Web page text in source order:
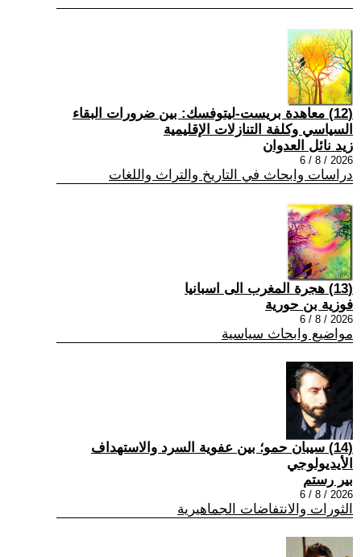
(12) معاهدة بريست-ليتوفسك: بين ضرورات البقاء
السياسي وكلفة التنازلات الإقليمية
زيد نائل العدوان
2026 / 8 / 6
دراسات وابحاث في التاريخ والتراث واللغات
(13) هجرة المغرب الى اسبانيا
فوزية بن حورية
2026 / 8 / 6
مواضيع وابحاث سياسية
(14) سيبان حمو؛ بين عفوية السرد والاستهداف
الأيديولوجي
بير رستم
2026 / 8 / 6
الثورات والانتفاضات الجماهيرية